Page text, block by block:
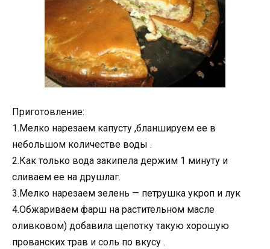
Приготовление:
1.Мелко нарезаем капусту ,бланшируем ее в
небольшом количестве воды .
2.Как только вода закипела держим 1 минуту и
сливаем ее на друшлаг.
3.Мелко нарезаем зелень — петрушка укроп и лук
4.Обжариваем фарш на растительном масле
оливковом) добавила щепотку такую хорошую
прованских трав и соль по вкусу .